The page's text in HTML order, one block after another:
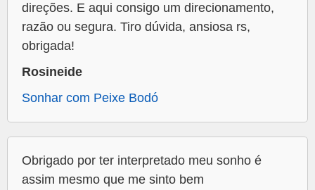
direções. E aqui consigo um direcionamento,
razão ou segura. Tiro dúvida, ansiosa rs,
obrigada!
Rosineide
Sonhar com Peixe Bodó
Obrigado por ter interpretado meu sonho é
assim mesmo que me sinto bem